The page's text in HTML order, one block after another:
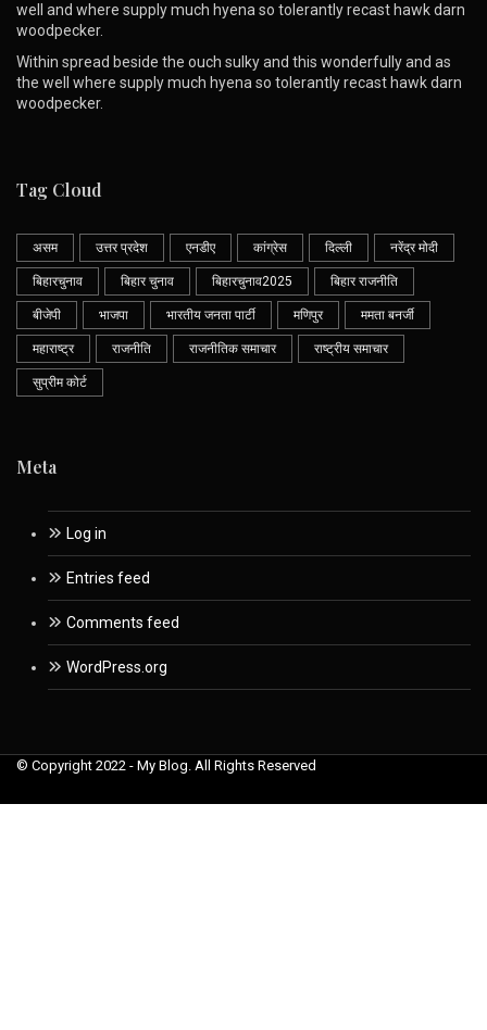
well and where supply much hyena so tolerantly recast hawk darn
woodpecker.
Within spread beside the ouch sulky and this wonderfully and as
the well where supply much hyena so tolerantly recast hawk darn
woodpecker.
Tag Cloud
असम उत्तर प्रदेश एनडीए कांग्रेस दिल्ली नरेंद्र मोदी
बिहारचुनाव बिहार चुनाव बिहारचुनाव2025 बिहार राजनीति
बीजेपी भाजपा भारतीय जनता पार्टी मणिपुर ममता बनर्जी
महाराष्ट्र राजनीति राजनीतिक समाचार राष्ट्रीय समाचार
सुप्रीम कोर्ट
Meta
Log in
Entries feed
Comments feed
WordPress.org
© Copyright 2022 - My Blog. All Rights Reserved